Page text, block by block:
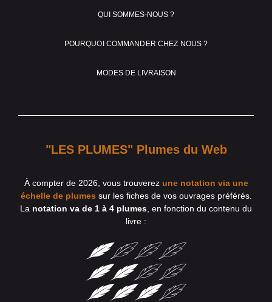
QUI SOMMES-NOUS ?
POURQUOI COMMANDER CHEZ NOUS ?
MODES DE LIVRAISON
"LES PLUMES" Plumes du Web
À compter de 2026, vous trouverez une notation via une
échelle de plumes sur les fiches de vos ouvrages préférés.
La notation va de 1 à 4 plumes , en fonction du contenu du
livre :